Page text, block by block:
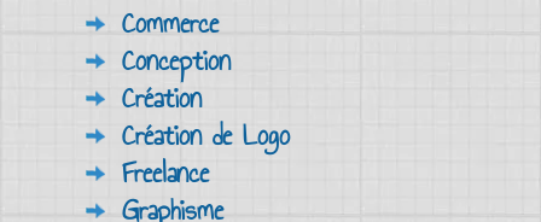
Commerce
Conception
Création
Création de Logo
Freelance
Graphisme